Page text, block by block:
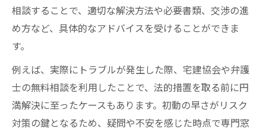
相談することで、適切な解決方法や必要書類、交渉の進
め方など、具体的なアドバイスを受けることができま
す。
例えば、実際にトラブルが発生した際、宅建協会や弁護
士の無料相談を利用したことで、法的措置を取る前に円
満解決に至ったケースもあります。初動の早さがリスク
対策の鍵となるため、疑問や不安を感じた時点で専門窓